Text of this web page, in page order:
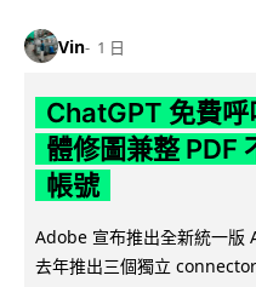
Vin 1 日
ChatGPT 免費
體修圖兼整 PDF
帳號
Adobe 宣布推出全新統一版
去年推出三個獨立